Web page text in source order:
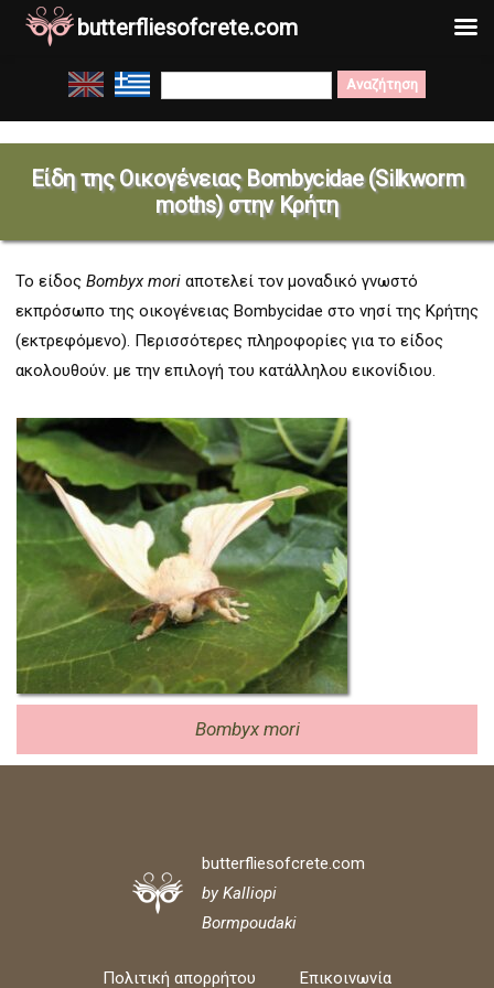
Μετάβαση
στο
περιεχόμενο
Search
for:
Είδη της ΟικογένειαςBombycidae (Silkworm
moths) στην Κρήτη
To είδος Bombyx moriαποτελεί τον μοναδικό γνωστό
εκπρόσωπο της οικογένειας Bombycidae στο νησί της Κρήτης
(εκτρεφόμενο). Περισσότερες πληροφορίες για το είδος
ακολουθούν. με την επιλογή του κατάλληλου εικονίδιου.
Bombyx mori
butterfliesofcrete.com
by Kalliopi
Bormpoudaki
Πολιτική απορρήτου Επικοινωνία
butterfliesofcrete.com